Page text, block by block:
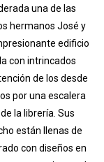
una de las
hermanos José y
edificio
con intrincados
de los desde
por una escalera
la librería. Sus
están llenas de
con diseños en